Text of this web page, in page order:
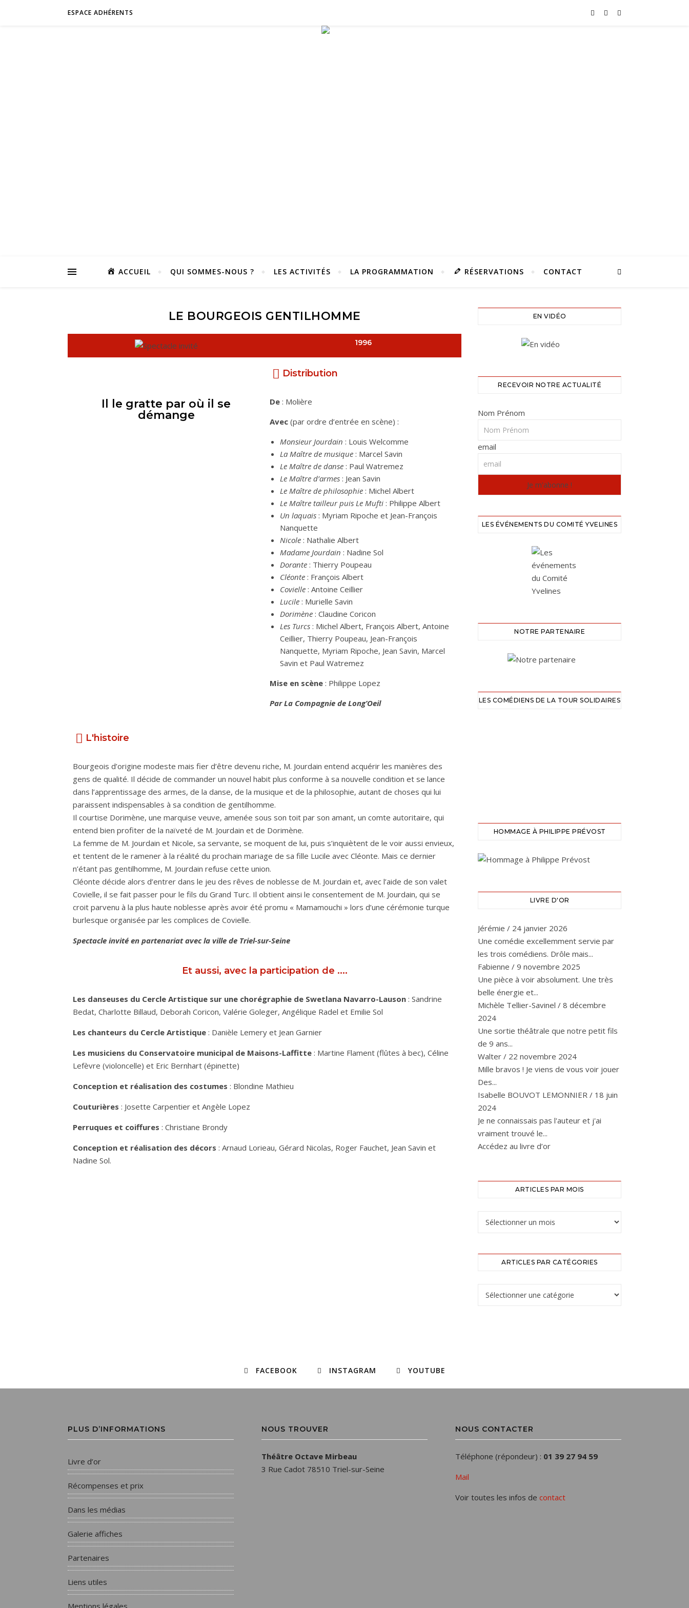
ESPACE ADHÉRENTS
ACCUEIL QUI SOMMES-NOUS ? LES ACTIVITÉS LA PROGRAMMATION RÉSERVATIONS CONTACT
LE BOURGEOIS GENTILHOMME
1996
Il le gratte par où il se
démange
Distribution
De : Molière
Avec (par ordre d’entrée en scène) :
Monsieur Jourdain : Louis Welcomme
La Maître de musique : Marcel Savin
Le Maître de danse : Paul Watremez
Le Maître d’armes : Jean Savin
Le Maître de philosophie : Michel Albert
Le Maître tailleur puis Le Mufti : Philippe Albert
Un laquais : Myriam Ripoche et Jean-François
Nanquette
Nicole : Nathalie Albert
Madame Jourdain : Nadine Sol
Dorante : Thierry Poupeau
Cléonte : François Albert
Covielle : Antoine Ceillier
Lucile : Murielle Savin
Dorimène : Claudine Coricon
Les Turcs : Michel Albert, François Albert, Antoine
Ceillier, Thierry Poupeau, Jean-François
Nanquette, Myriam Ripoche, Jean Savin, Marcel
Savin et Paul Watremez
Mise en scène : Philippe Lopez
Par La Compagnie de Long’Oeil
L'histoire
Bourgeois d’origine modeste mais fier d’être devenu riche, M. Jourdain entend acquérir les manières des
gens de qualité. Il décide de commander un nouvel habit plus conforme à sa nouvelle condition et se lance
dans l’apprentissage des armes, de la danse, de la musique et de la philosophie, autant de choses qui lui
paraissent indispensables à sa condition de gentilhomme.
Il courtise Dorimène, une marquise veuve, amenée sous son toit par son amant, un comte autoritaire, qui
entend bien profiter de la naïveté de M. Jourdain et de Dorimène.
La femme de M. Jourdain et Nicole, sa servante, se moquent de lui, puis s’inquiètent de le voir aussi envieux,
et tentent de le ramener à la réalité du prochain mariage de sa fille Lucile avec Cléonte. Mais ce dernier
n’étant pas gentilhomme, M. Jourdain refuse cette union.
Cléonte décide alors d’entrer dans le jeu des rêves de noblesse de M. Jourdain et, avec l’aide de son valet
Covielle, il se fait passer pour le fils du Grand Turc. Il obtient ainsi le consentement de M. Jourdain, qui se
croit parvenu à la plus haute noblesse après avoir été promu « Mamamouchi » lors d’une cérémonie turque
burlesque organisée par les complices de Covielle.
Spectacle invité en partenariat avec la ville de Triel-sur-Seine
Et aussi, avec la participation de ....
Les danseuses du Cercle Artistique sur une chorégraphie de Swetlana Navarro-Lauson : Sandrine
Bedat, Charlotte Billaud, Deborah Coricon, Valérie Goleger, Angélique Radel et Emilie Sol
Les chanteurs du Cercle Artistique : Danièle Lemery et Jean Garnier
Les musiciens du Conservatoire municipal de Maisons-Laffitte : Martine Flament (flûtes à bec), Céline
Lefèvre (violoncelle) et Eric Bernhart (épinette)
Conception et réalisation des costumes : Blondine Mathieu
Couturières : Josette Carpentier et Angèle Lopez
Perruques et coiffures : Christiane Brondy
Conception et réalisation des décors : Arnaud Lorieau, Gérard Nicolas, Roger Fauchet, Jean Savin et
Nadine Sol.
EN VIDÉO
RECEVOIR NOTRE ACTUALITÉ
Nom Prénom
email
LES ÉVÉNEMENTS DU COMITÉ YVELINES
NOTRE PARTENAIRE
LES COMÉDIENS DE LA TOUR SOLIDAIRES
HOMMAGE À PHILIPPE PRÉVOST
LIVRE D'OR
Jérémie / 24 janvier 2026
Une comédie excellemment servie par
les trois comédiens. Drôle mais...
Fabienne / 9 novembre 2025
Une pièce à voir absolument. Une très
belle énergie et...
Michèle Tellier-Savinel / 8 décembre
2024
Une sortie théâtrale que notre petit fils
de 9 ans...
Walter / 22 novembre 2024
Mille bravos ! Je viens de vous voir jouer
Des...
Isabelle BOUVOT LEMONNIER / 18 juin
2024
Je ne connaissais pas l'auteur et j'ai
vraiment trouvé le...
Accédez au livre d’or
ARTICLES PAR MOIS
ARTICLES PAR CATÉGORIES
FACEBOOK INSTAGRAM YOUTUBE
PLUS D’INFORMATIONS
Livre d’or
Récompenses et prix
Dans les médias
Galerie affiches
Partenaires
Liens utiles
Mentions légales
NOUS TROUVER
Théâtre Octave Mirbeau
3 Rue Cadot 78510 Triel-sur-Seine
NOUS CONTACTER
Téléphone (répondeur) : 01 39 27 94 59
Mail
Voir toutes les infos de contact